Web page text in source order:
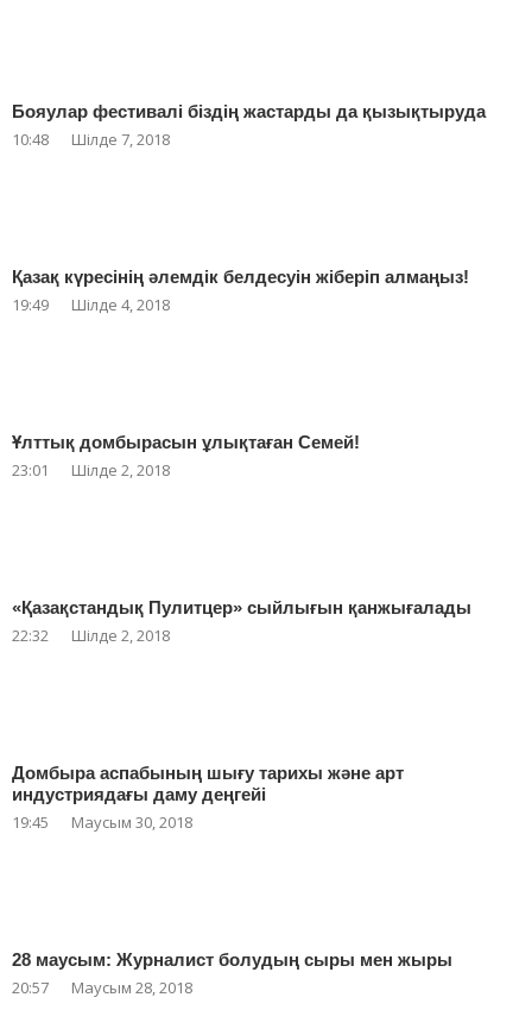
Бояулар фестивалі біздің жастарды да қызықтыруда
10:48 Шілде 7, 2018
Қазақ күресінің әлемдік белдесуін жіберіп алмаңыз!
19:49 Шілде 4, 2018
Ұлттық домбырасын ұлықтаған Семей!
23:01 Шілде 2, 2018
«Қазақстандық Пулитцер» сыйлығын қанжығалады
22:32 Шілде 2, 2018
Домбыра аспабының шығу тарихы және арт
индустриядағы даму деңгейі
19:45 Маусым 30, 2018
28 маусым: Журналист болудың сыры мен жыры
20:57 Маусым 28, 2018